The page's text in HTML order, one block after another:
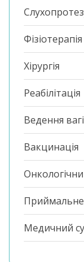
Фізіотерапія
Хірургія
Реабілітація
Ведення
Вакцинація
Приймальне
Медичний